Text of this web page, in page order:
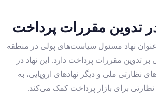
عنوان نهاد مسئول سیاست‌های پولی در منطقه
بر تدوین مقررات پرداخت دارد. این نهاد در
نظارتی ملی و دیگر نهادهای اروپایی، به
برای بازار پرداخت کمک می‌کند.